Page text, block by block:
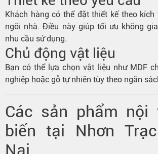
Khách hàng có thể đặt thiết kế theo
ngôi nhà. Điều này giúp tối ưu không
nhu cầu sử dụng.
Chủ động vật liệu
Bạn có thể lựa chọn vật liệu như MDF
nghiệp hoặc gỗ tự nhiên tùy theo ngân
Các sản phẩm nội
biến tại Nhơn